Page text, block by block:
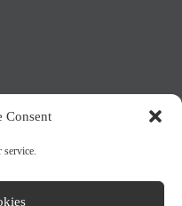
Consent
service.